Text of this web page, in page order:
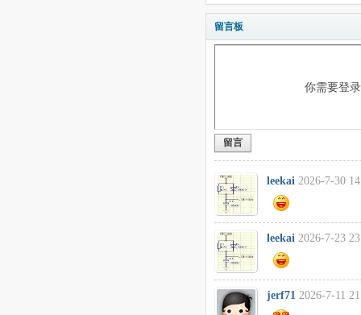
留言板
你需要登
留言
leekai 2026-7-30
leekai 2026-7-23
jerf71 2026-7-11